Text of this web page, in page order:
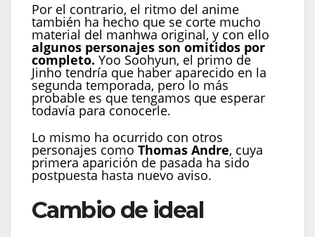
Por el contrario, el ritmo del anime
también ha hecho que se corte mucho
material del manhwa original, y con ello
algunos personajes son omitidos por
completo. Yoo Soohyun, el primo de
Jinho tendría que haber aparecido en la
segunda temporada, pero lo más
probable es que tengamos que esperar
todavía para conocerle.
Lo mismo ha ocurrido con otros
personajes como Thomas Andre, cuya
primera aparición de pasada ha sido
postpuesta hasta nuevo aviso.
Cambio de ideal